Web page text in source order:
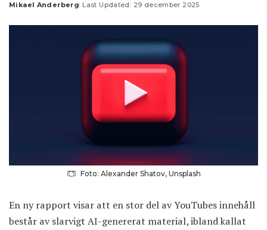
Posted
Mikael Anderberg Last Updated: 29 december 2025
Foto: Alexander Shatov, Unsplash
En ny rapport visar att en stor del av YouTubes innehåll
består av slarvigt AI-genererat material, ibland kallat